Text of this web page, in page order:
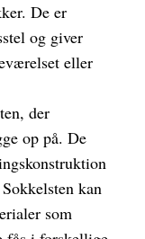
De er
og giver
eller
der
op på. De
kan
som